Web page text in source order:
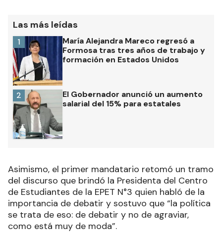
Las más leídas
María Alejandra Mareco regresó a
Formosa tras tres años de trabajo y
formación en Estados Unidos
1
El Gobernador anunció un aumento
salarial del 15% para estatales
2
Asimismo, el primer mandatario retomó un tramo
del discurso que brindó la Presidenta del Centro
de Estudiantes de la EPET N°3 quien habló de la
importancia de debatir y sostuvo que “la política
se trata de eso: de debatir y no de agraviar,
como está muy de moda”.